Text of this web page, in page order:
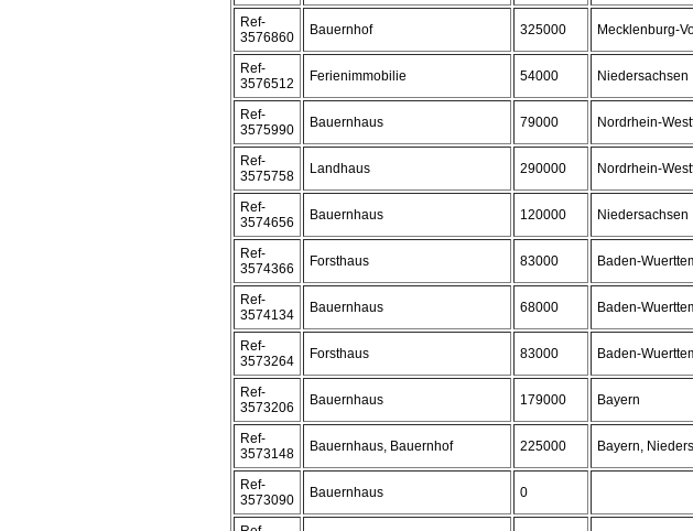
Ref-
3576860
Bauernhof 325000 Mecklenburg-
Ref-
3576512
Ferienimmobilie 54000 Niedersachsen
Ref-
3575990
Bauernhaus 79000 Nordrhein-
Ref-
3575758
Landhaus 290000 Nordrhein-
Ref-
3574656
Bauernhaus 120000 Niedersachsen
Ref-
3574366
Forsthaus 83000 Baden-
Ref-
3574134
Bauernhaus 68000 Baden-
Ref-
3573264
Forsthaus 83000 Baden-
Ref-
3573206
Bauernhaus 179000 Bayern
Ref-
3573148
Bauernhaus, Bauernhof 225000 Bayern,
Ref-
3573090
Bauernhaus 0